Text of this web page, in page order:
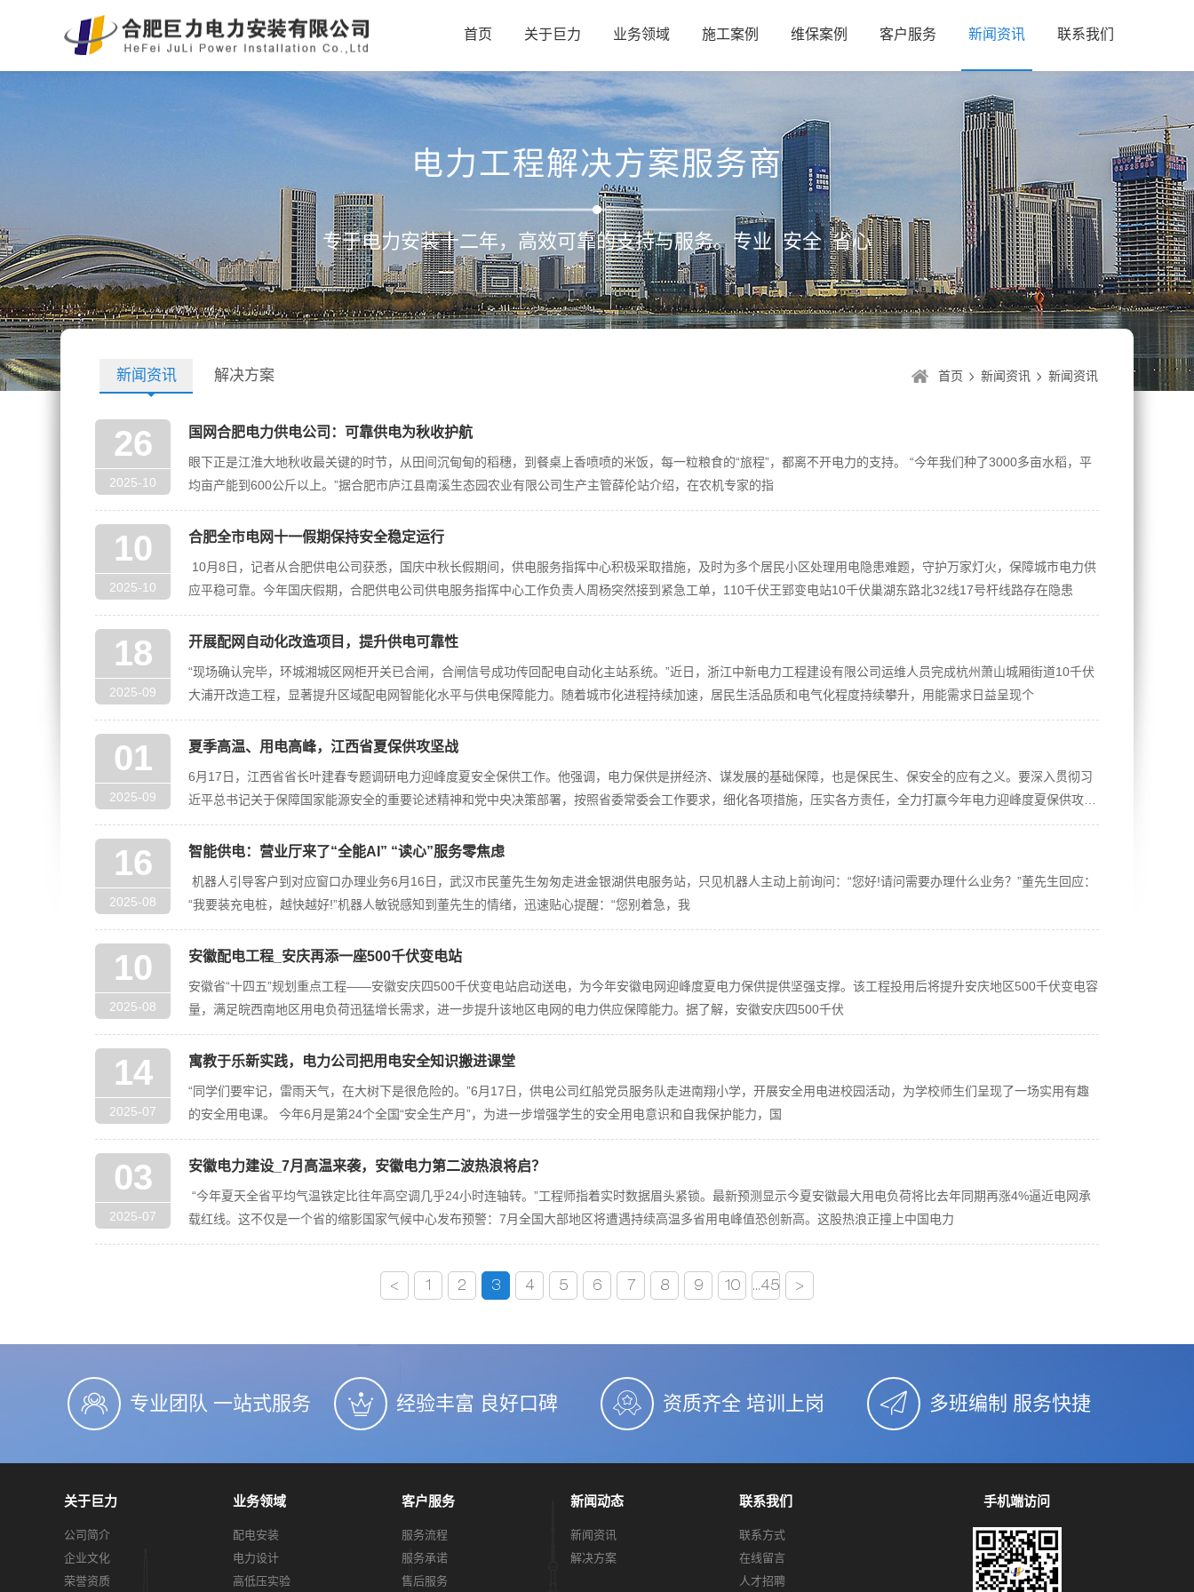
首页 关于巨力 业务领域 施工案例 维保案例 客户服务 新闻资讯 联系我们
电力工程解决方案服务商
专于电力安装十二年，高效可靠的支持与服务。专业 安全 省心
新闻资讯 解决方案 首页 新闻资讯 新闻资讯
26
2025-10
国网合肥电力供电公司：可靠供电为秋收护航
眼下正是江淮大地秋收最关键的时节，从田间沉甸甸的稻穗，到餐桌上香喷喷的米饭，每一粒粮食的“旅程”，都离不开电力的支持。 “今年我们种了3000多亩水稻，平
均亩产能到600公斤以上。”据合肥市庐江县南溪生态园农业有限公司生产主管薛伦站介绍，在农机专家的指
10
2025-10
合肥全市电网十一假期保持安全稳定运行
10月8日，记者从合肥供电公司获悉，国庆中秋长假期间，供电服务指挥中心积极采取措施，及时为多个居民小区处理用电隐患难题，守护万家灯火，保障城市电力供
应平稳可靠。今年国庆假期，合肥供电公司供电服务指挥中心工作负责人周杨突然接到紧急工单，110千伏王郢变电站10千伏巢湖东路北32线17号杆线路存在隐患
18
2025-09
开展配网自动化改造项目，提升供电可靠性
“现场确认完毕，环城湘城区网柜开关已合闸，合闸信号成功传回配电自动化主站系统。”近日，浙江中新电力工程建设有限公司运维人员完成杭州萧山城厢街道10千伏
大浦开改造工程，显著提升区域配电网智能化水平与供电保障能力。随着城市化进程持续加速，居民生活品质和电气化程度持续攀升，用能需求日益呈现个
01
2025-09
夏季高温、用电高峰，江西省夏保供攻坚战
6月17日，江西省省长叶建春专题调研电力迎峰度夏安全保供工作。他强调，电力保供是拼经济、谋发展的基础保障，也是保民生、保安全的应有之义。要深入贯彻习
近平总书记关于保障国家能源安全的重要论述精神和党中央决策部署，按照省委常委会工作要求，细化各项措施，压实各方责任，全力打赢今年电力迎峰度夏保供攻坚
战，让人民群众&
16
2025-08
智能供电：营业厅来了“全能AI” “读心”服务零焦虑
机器人引导客户到对应窗口办理业务6月16日，武汉市民董先生匆匆走进金银湖供电服务站，只见机器人主动上前询问：“您好!请问需要办理什么业务？”董先生回应：
“我要装充电桩，越快越好!”机器人敏锐感知到董先生的情绪，迅速贴心提醒：“您别着急，我
10
2025-08
安徽配电工程_安庆再添一座500千伏变电站
安徽省“十四五”规划重点工程——安徽安庆四500千伏变电站启动送电，为今年安徽电网迎峰度夏电力保供提供坚强支撑。该工程投用后将提升安庆地区500千伏变电容
量，满足皖西南地区用电负荷迅猛增长需求，进一步提升该地区电网的电力供应保障能力。据了解，安徽安庆四500千伏
14
2025-07
寓教于乐新实践，电力公司把用电安全知识搬进课堂
“同学们要牢记，雷雨天气，在大树下是很危险的。”6月17日，供电公司红船党员服务队走进南翔小学，开展安全用电进校园活动，为学校师生们呈现了一场实用有趣
的安全用电课。 今年6月是第24个全国“安全生产月”，为进一步增强学生的安全用电意识和自我保护能力，国
03
2025-07
安徽电力建设_7月高温来袭，安徽电力第二波热浪将启？
“今年夏天全省平均气温铁定比往年高空调几乎24小时连轴转。”工程师指着实时数据眉头紧锁。最新预测显示今夏安徽最大用电负荷将比去年同期再涨4%逼近电网承
载红线。这不仅是一个省的缩影国家气候中心发布预警：7月全国大部地区将遭遇持续高温多省用电峰值恐创新高。这股热浪正撞上中国电力
< 1 2 3 4 5 6 7 8 9 10 ...45 >
专业团队 一站式服务 经验丰富 良好口碑 资质齐全 培训上岗 多班编制 服务快捷
关于巨力
公司简介
企业文化
荣誉资质
业务领域
配电安装
电力设计
高低压实验
客户服务
服务流程
服务承诺
售后服务
新闻动态
新闻资讯
解决方案
联系我们
联系方式
在线留言
人才招聘
手机端访问